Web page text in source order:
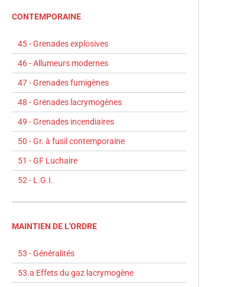
CONTEMPORAINE
45 - Grenades explosives
46 - Allumeurs modernes
47 - Grenades fumigènes
48 - Grenades lacrymogènes
49 - Grenades incendiaires
50 - Gr. à fusil contemporaine
51 - GF Luchaire
52 - L.G.I.
MAINTIEN DE L'ORDRE
53 - Généralités
53.a Effets du gaz lacrymogène